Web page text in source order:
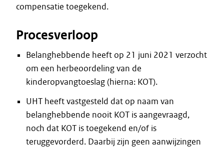
compensatie toegekend.
Procesverloop
Belanghebbende heeft op 21 juni 2021 verzocht
om een herbeoordeling van de
kinderopvangtoeslag (hierna: KOT).
UHT heeft vastgesteld dat op naam van
belanghebbende nooit KOT is aangevraagd,
noch dat KOT is toegekend en/of is
teruggevorderd. Daarbij zijn geen aanwijzingen